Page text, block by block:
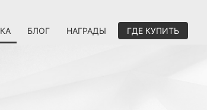
БЛОГ НАГРАДЫ ГДЕ КУПИТЬ